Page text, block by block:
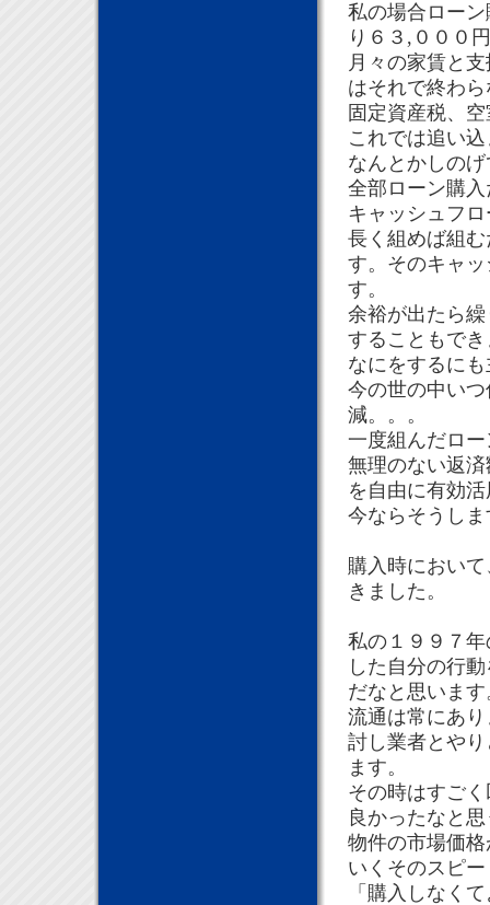
私の場合ロー
り６３,０００
月々の家賃と
はそれで終わ
固定資産税、
これでは追い
なんとかしの
全部ローン購
キャッシュフ
長く組めば組
す。そのキャ
す。
余裕が出たら
することもでき
なにをするに
今の世の中い
減。。。
一度組んだロ
無理のない返
を自由に有効
今ならそうしま
購入時におい
きました。
私の１９９７
した自分の行
だなと思います
流通は常にあ
討し業者とや
ます。
その時はすご
良かったなと
物件の市場価
いくそのスピ
「購入しなく